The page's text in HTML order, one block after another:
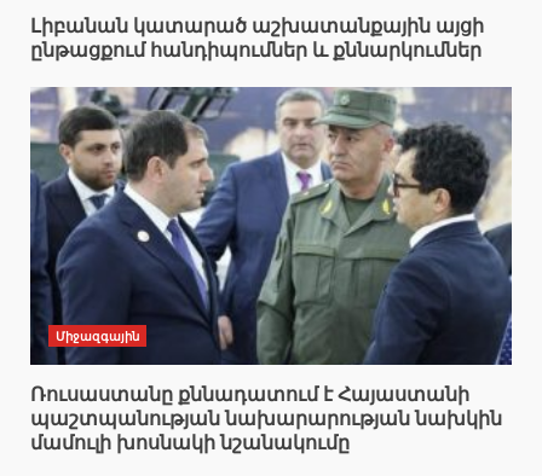
Լիբանան կատարած աշխատանքային այցի
ընթացքում հանդիպումներ և քննարկումներ
Միջազգային
Ռուսաստանը քննադատում է Հայաստանի
պաշտպանության նախարարության նախկին
մամուլի խոսնակի նշանակումը